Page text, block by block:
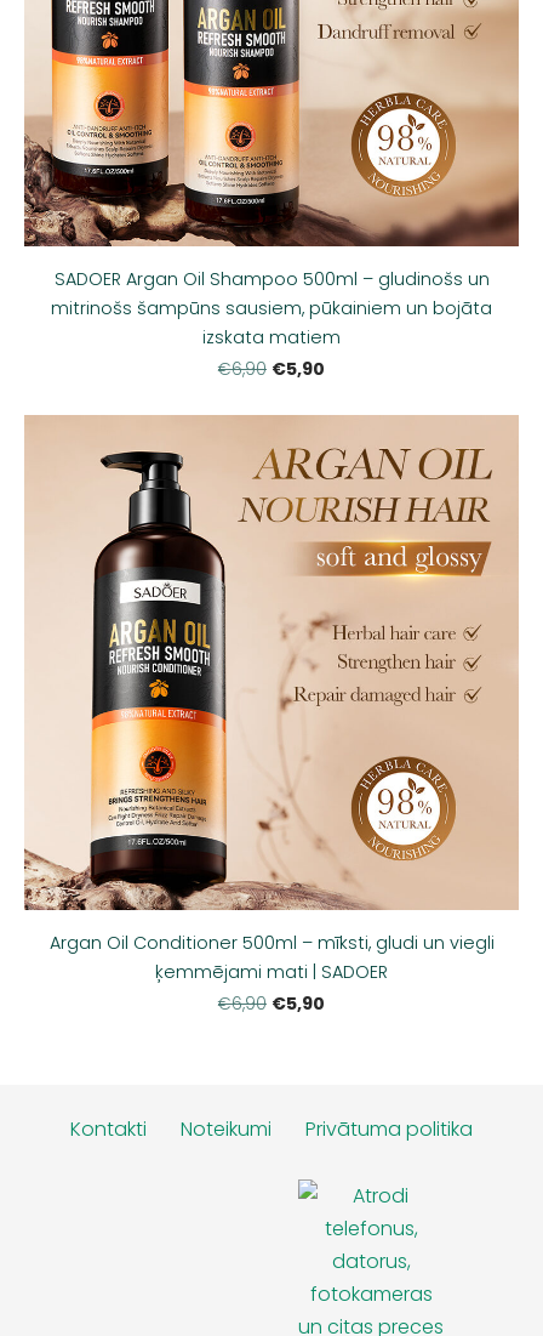
SADOER Argan Oil Shampoo 500ml – gludinošs un
mitrinošs šampūns sausiem, pūkainiem un bojāta
izskata matiem
€6,90 €5,90
Argan Oil Conditioner 500ml – mīksti, gludi un viegli
ķemmējami mati | SADOER
€6,90 €5,90
Kontakti Noteikumi Privātuma politika